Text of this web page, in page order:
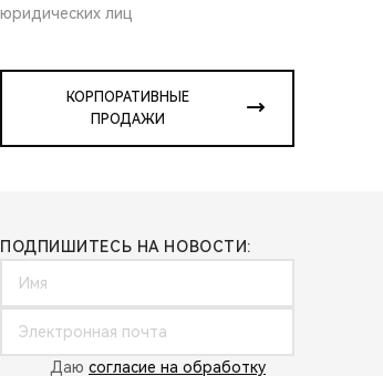
юридических лиц
КОРПОРАТИВНЫЕ
ПРОДАЖИ
ПОДПИШИТЕСЬ НА НОВОСТИ:
Даю согласие на обработку